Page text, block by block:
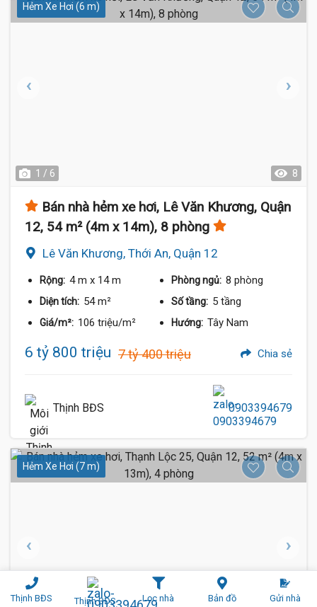
Thịnh BĐS Thịnh BĐS Lọc nhà Bản đồ Gửi nhà
Hẻm Xe Hơi (6 m)
1 / 6 8
Bán nhà hẻm xe hơi, Lê Văn Khương, Quận
12, 54 m² (4m x 14m), 8 phòng
Lê Văn Khương, Thới An, Quận 12
Rộng: 4 m x 14 m Phòng ngủ: 8 phòng
Diện tích: 54 m² Số tầng: 5 tầng
Giá/m²: 106 triệu/m² Hướng: Tây Nam
6 tỷ 800 triệu 7 tỷ 400 triệu Chia sẻ
Thịnh BĐS 0903394679
Hẻm Xe Hơi (7 m)